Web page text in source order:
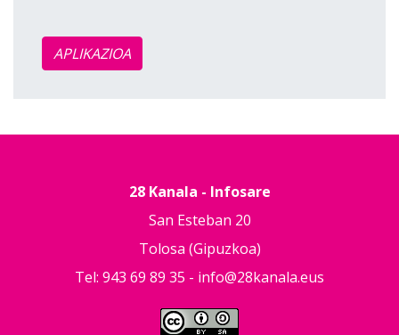
APLIKAZIOA
28 Kanala - Infosare
San Esteban 20
Tolosa (Gipuzkoa)
Tel: 943 69 89 35 - info@28kanala.eus